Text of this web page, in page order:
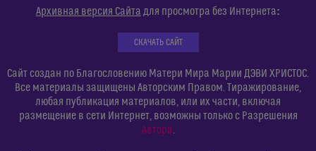
Архивная версия Сайта для просмотра без Интернета:
СКАЧАТЬ САЙТ
Сайт создан по Благословению Матери Мира Марии ДЭВИ ХРИСТОС.
Все материалы защищены Авторским Правом. Тиражирование,
любая публикация материалов, или их части, включая
размещение в сети Интернет, возможны только с Разрешения
Автора.